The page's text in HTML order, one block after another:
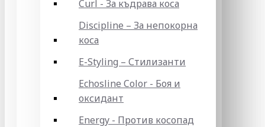
Curl - За къдрава коса
Discipline – За непокорна
коса
E-Styling – Стилизанти
Echosline Color - Боя и
оксидант
Energy - Против косопад